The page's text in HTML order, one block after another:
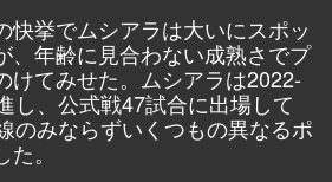
快挙でムシアラは大いにスポッ
、年齢に見合わない成熟さでプ
けてみせた。ムシアラは2022-
し、公式戦47試合に出場して
のみならずいくつもの異なるポ
。